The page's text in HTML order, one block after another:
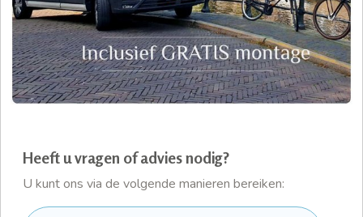
Heeft u vragen of advies nodig?
U kunt ons via de volgende manieren bereiken: